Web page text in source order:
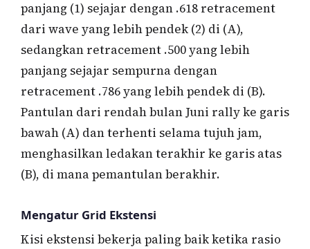
panjang (1) sejajar dengan .618 retracement
dari wave yang lebih pendek (2) di (A),
sedangkan retracement .500 yang lebih
panjang sejajar sempurna dengan
retracement .786 yang lebih pendek di (B).
Pantulan dari rendah bulan Juni rally ke garis
bawah (A) dan terhenti selama tujuh jam,
menghasilkan ledakan terakhir ke garis atas
(B), di mana pemantulan berakhir.
Mengatur Grid Ekstensi
Kisi ekstensi bekerja paling baik ketika rasio